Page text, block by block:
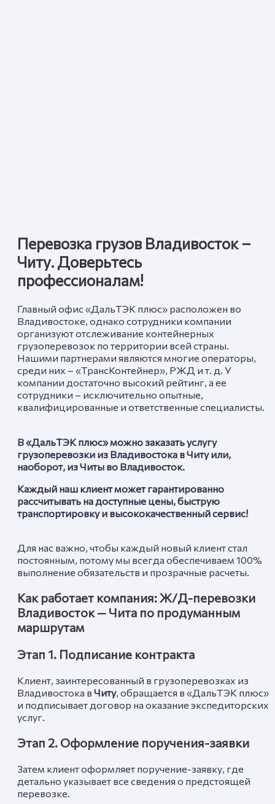
Перевозка грузов Владивосток –
Читу. Доверьтесь
профессионалам!
Главный офис «ДальТЭК плюс» расположен во
Владивостоке, однако сотрудники компании
организуют отслеживание контейнерных
грузоперевозок по территории всей страны.
Нашими партнерами являются многие операторы,
среди них – «ТрансКонтейнер», РЖД и т. д. У
компании достаточно высокий рейтинг, а ее
сотрудники – исключительно опытные,
квалифицированные и ответственные специалисты.
В «ДальТЭК плюс» можно заказать услугу
грузоперевозки из Владивостока в Читу или,
наоборот, изЧиты во Владивосток.
Каждый наш клиент может гарантированно
рассчитывать на доступные цены, быструю
транспортировку и высококачественный сервис!
Для нас важно, чтобы каждый новый клиент стал
постоянным, потому мы всегда обеспечиваем 100%
выполнение обязательств и прозрачные расчеты.
Как работает компания: Ж/Д-перевозки
Владивосток — Чита по продуманным
маршрутам
Этап 1. Подписание контракта
Клиент, заинтересованный в грузоперевозках из
Владивостока в Читу, обращается в «ДальТЭК плюс»
и подписывает договор на оказание экспедиторских
услуг.
Этап 2. Оформление поручения-заявки
Затем клиент оформляет поручение-заявку, где
детально указывает все сведения о предстоящей
перевозке.